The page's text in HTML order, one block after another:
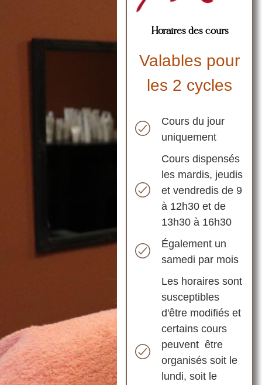
Horaires des cours
Valables pour
les 2 cycles
Cours du jour
uniquement
Cours dispensés
les mardis, jeudis
et vendredis de 9
à 12h30 et de
13h30 à 16h30
Également un
samedi par mois
Les horaires sont
susceptibles
d'être modifiés et
certains cours
peuvent être
organisés soit le
lundi, soit le